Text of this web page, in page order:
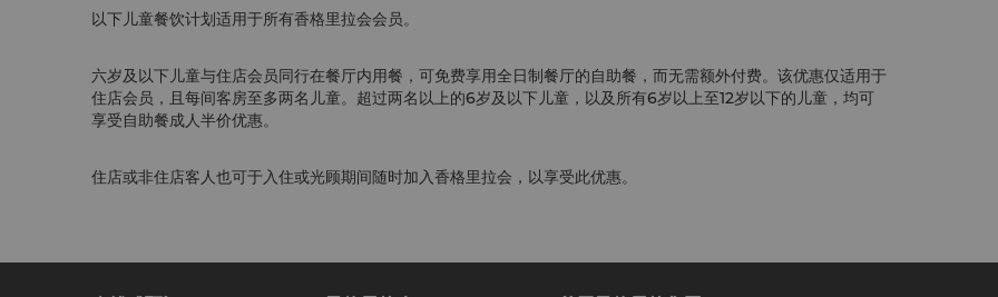
以下儿童餐饮计划适用于所有香格里拉会会员。
六岁及以下儿童与住店会员同行在餐厅内用餐，可免费享用全日制餐厅的自助餐，而无需额外付费。该优惠仅适用于
住店会员，且每间客房至多两名儿童。超过两名以上的6岁及以下儿童，以及所有6岁以上至12岁以下的儿童，均可
享受自助餐成人半价优惠。
住店或非住店客人也可于入住或光顾期间随时加入香格里拉会，以享受此优惠。